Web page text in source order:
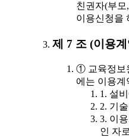
친권자(부모
이용신청을
제 7 조 (이용
① 교육정보
에는 이용계
1. 설
2. 기
3. 이
인 자